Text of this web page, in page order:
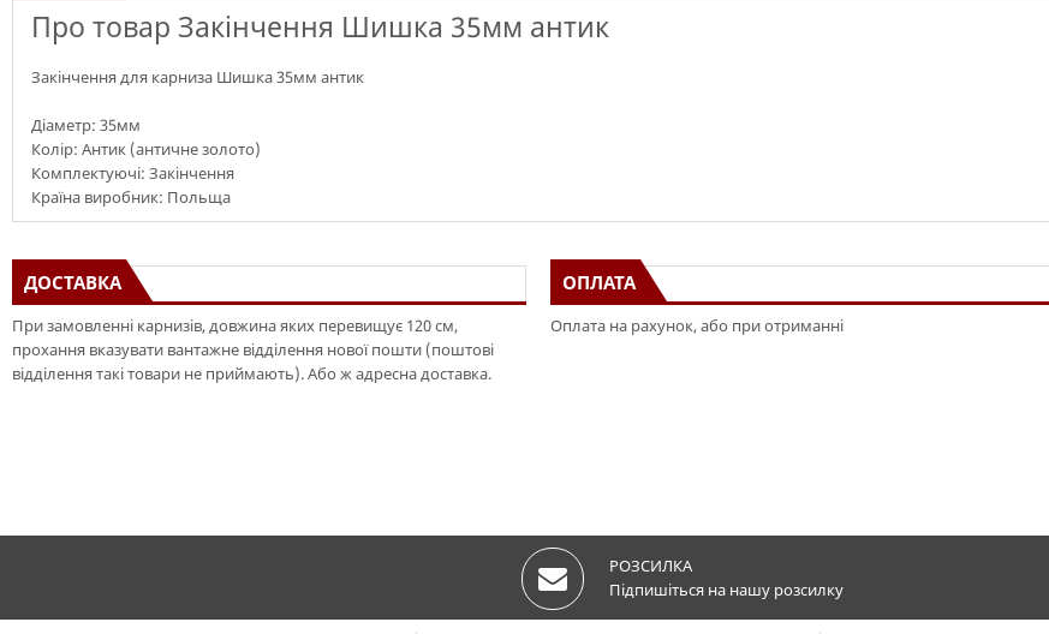
Про товар Закінчення Шишка 35мм антик
Закінчення для карниза Шишка 35мм антик
Діаметр: 35мм
Колір: Антик (античне золото)
Комплектуючі: Закінчення
Країна виробник: Польща
ДОСТАВКА
При замовленні карнизів, довжина яких перевищує 120 см,
прохання вказувати вантажне відділення нової пошти (поштові
відділення такі товари не приймають). Або ж адресна доставка.
ОПЛАТА
Оплата на рахунок, або при отриманні
РОЗСИЛКА
Підпишіться на нашу розсилку